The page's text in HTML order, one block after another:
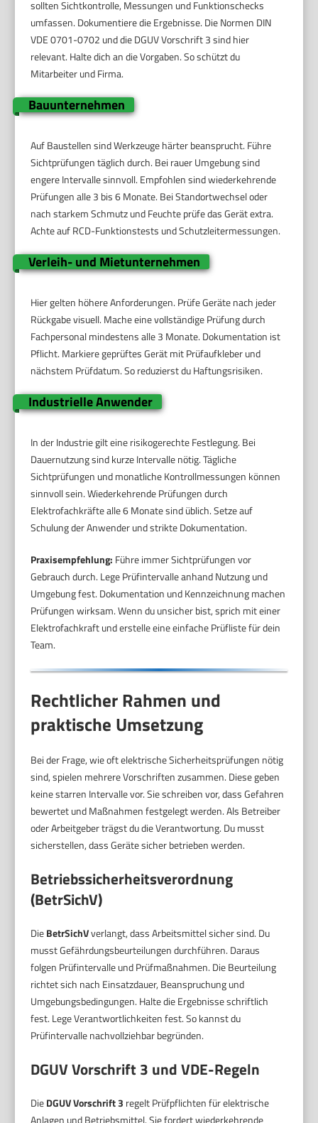
sollten Sichtkontrolle, Messungen und Funktionschecks
umfassen. Dokumentiere die Ergebnisse. Die Normen DIN
VDE 0701-0702 und die DGUV Vorschrift 3 sind hier
relevant. Halte dich an die Vorgaben. So schützt du
Mitarbeiter und Firma.
Bauunternehmen
Auf Baustellen sind Werkzeuge härter beansprucht. Führe
Sichtprüfungen täglich durch. Bei rauer Umgebung sind
engere Intervalle sinnvoll. Empfohlen sind wiederkehrende
Prüfungen alle 3 bis 6 Monate. Bei Standortwechsel oder
nach starkem Schmutz und Feuchte prüfe das Gerät extra.
Achte auf RCD-Funktionstests und Schutzleitermessungen.
Verleih- und Mietunternehmen
Hier gelten höhere Anforderungen. Prüfe Geräte nach jeder
Rückgabe visuell. Mache eine vollständige Prüfung durch
Fachpersonal mindestens alle 3 Monate. Dokumentation ist
Pflicht. Markiere geprüftes Gerät mit Prüfaufkleber und
nächstem Prüfdatum. So reduzierst du Haftungsrisiken.
Industrielle Anwender
In der Industrie gilt eine risikogerechte Festlegung. Bei
Dauernutzung sind kurze Intervalle nötig. Tägliche
Sichtprüfungen und monatliche Kontrollmessungen können
sinnvoll sein. Wiederkehrende Prüfungen durch
Elektrofachkräfte alle 6 Monate sind üblich. Setze auf
Schulung der Anwender und strikte Dokumentation.
Praxisempfehlung: Führe immer Sichtprüfungen vor
Gebrauch durch. Lege Prüfintervalle anhand Nutzung und
Umgebung fest. Dokumentation und Kennzeichnung machen
Prüfungen wirksam. Wenn du unsicher bist, sprich mit einer
Elektrofachkraft und erstelle eine einfache Prüfliste für dein
Team.
Rechtlicher Rahmen und
praktische Umsetzung
Bei der Frage, wie oft elektrische Sicherheitsprüfungen nötig
sind, spielen mehrere Vorschriften zusammen. Diese geben
keine starren Intervalle vor. Sie schreiben vor, dass Gefahren
bewertet und Maßnahmen festgelegt werden. Als Betreiber
oder Arbeitgeber trägst du die Verantwortung. Du musst
sicherstellen, dass Geräte sicher betrieben werden.
Betriebssicherheitsverordnung
(BetrSichV)
DieBetrSichVverlangt, dass Arbeitsmittel sicher sind. Du
musst Gefährdungsbeurteilungen durchführen. Daraus
folgen Prüfintervalle und Prüfmaßnahmen. Die Beurteilung
richtet sich nach Einsatzdauer, Beanspruchung und
Umgebungsbedingungen. Halte die Ergebnisse schriftlich
fest. Lege Verantwortlichkeiten fest. So kannst du
Prüfintervalle nachvollziehbar begründen.
DGUV Vorschrift 3 und VDE-Regeln
DieDGUV Vorschrift 3 regelt Prüfpflichten für elektrische